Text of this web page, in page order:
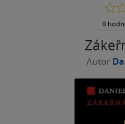
Autor
0.0
5
0